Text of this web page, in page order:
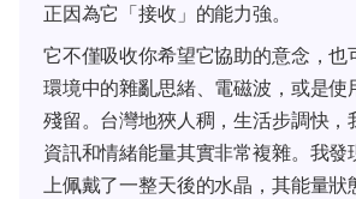
正因為它「接收」的能力強。
它不僅吸收你希望它協助的意念，也
環境中的雜亂思緒、電磁波，或是使
殘留。台灣地狹人稠，生活步調快，
資訊和情緒能量其實非常複雜。我發
上佩戴了一整天後的水晶，其能量狀